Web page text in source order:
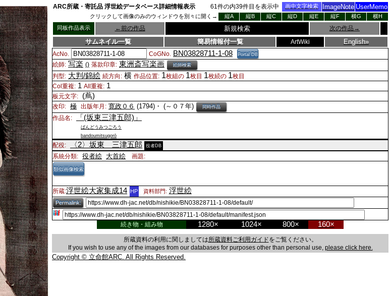
ARC所蔵・寄託品 浮世絵データベース詳細情報表示 61件の内39件目を表示中 画中文字検索 ImageNote UserMemo
クリックして画像のみのウィンドウを別々に開く→ 縦A 縦B 縦C 縦D 縦E 縦F 横G
横H
同板作品表示
←前の作品 新規検索 次の作品 →
サムネイル一覧 簡易情報付一覧 ArtWiki English»
AcNo. CoGNo. BN03828711-1-08 Portal DB
絵師: 写楽 () 落款印章: 東洲斎写楽画 絵師検索
判型: 大判/錦絵 続方向: 横 作品位置: 1枚組の 1枚目 1枚続の 1枚目
Col重複: 1 All重複: 1
板元文字: (蔦)
改印: 極 出版年月: 寛政０６ (1794)・ (～０７年) 同時作品
作品名: 「(坂東三津五郎)」
ばんどうみつごろう
bandoumitsugorō
配役: 〈2〉 坂東 三津五郎 役者DB
系統分類: 役者絵 大首絵 画題:
類似画像検索
所蔵:浮世絵大家集成14 HP 資料部門: 浮世絵
Permalink:
続き物・組み物 1280× 1024× 800× 160×
所蔵資料の利用に関しましては所蔵資料ご利用ガイドをご覧ください。
If you wish to use any of the images from our databases for purposes other than personal use, please click here.
Copyright © 立命館ARC. All Rights Reserved.